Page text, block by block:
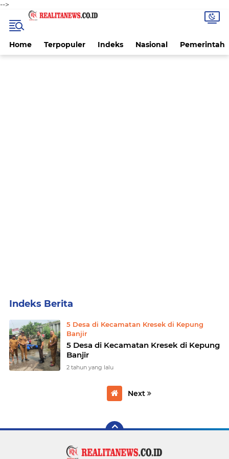
-->
Home Terpopuler Indeks Nasional Pemerintah
5 Desa di Kecamatan Kresek di Kepung
Banjir
5 Desa di Kecamatan Kresek di Kepung
Banjir
2 tahun yang lalu
Next